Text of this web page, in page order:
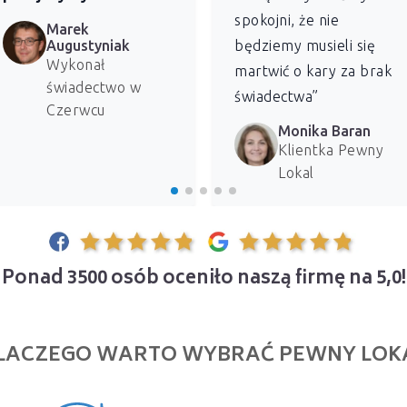
Marek
Augustyniak
Wykonał
świadectwo w
Czerwcu
spokojni, że nie
będziemy musieli się
martwić o kary za brak
świadectwa”
Monika Baran
Klientka Pewny
Lokal
Ponad 3500 osób oceniło naszą firmę na 5,0!
WARTO WYBRAĆ PEWNY